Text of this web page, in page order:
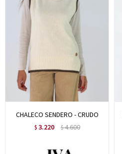
CHALECO SENDERO - CRUDO
$ 3.220 $4.600